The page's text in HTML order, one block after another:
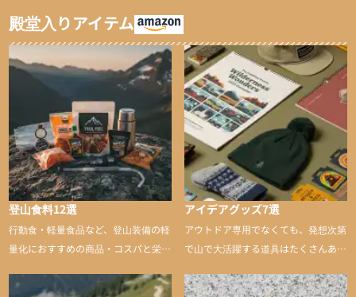
殿堂入りアイテム
登山食料12選
行動食・軽量食品など、登山装備の軽
量化におすすめの商品・コスパと栄養
アイデアグッズ7選
アウトドア専用でなくても、発想次第
で山で大活躍する道具はたくさんあり
山に持ち込むと快適性や安心感をグッ